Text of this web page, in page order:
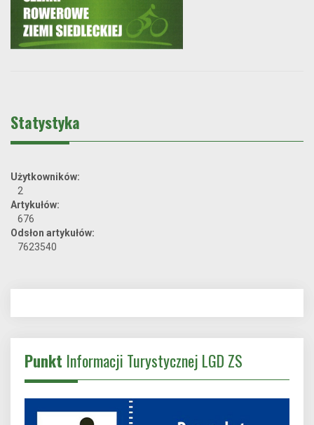
Statystyka
Użytkowników:
2
Artykułów:
676
Odsłon artykułów:
7623540
Punkt Informacji Turystycznej LGD ZS